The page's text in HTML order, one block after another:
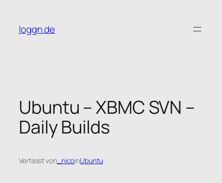
springen
loggn.de
Ubuntu – XBMC SVN –
Daily Builds
Verfasst von_nicoinUbuntu